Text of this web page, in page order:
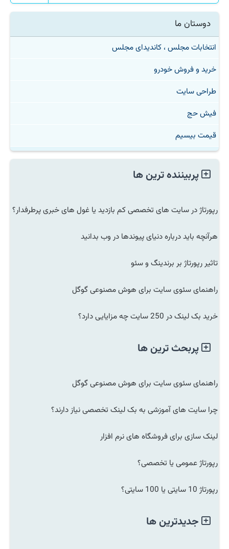
دوستان ما
انتخابات مجلس ، کاندیدای مجلس
خرید و فروش خودرو
طراحی سایت
فیش حج
قیمت بیسیم
پربیننده ترین ها
رپورتاژ در سایت های تخصصی کم بازدید یا غول های خبری پرطرفدار؟
هرآنچه باید درباره دنیای پیوندها در وب بدانید
تاثیر رپورتاژ بر برندینگ و سئو
راهنمای سئوی سایت برای هوش مصنوعی گوگل
خرید بک لینک در 250 سایت چه مزایایی دارد؟
پربحث ترین ها
راهنمای سئوی سایت برای هوش مصنوعی گوگل
چرا سایت های آموزشی به بک لینک تخصصی نیاز دارند؟
لینک سازی برای فروشگاه های نرم افزار
رپورتاژ عمومی یا تخصصی؟
رپورتاژ 10 سایتی یا 100 سایتی؟
جدیدترین ها